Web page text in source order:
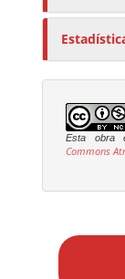
Esta obra
Commons